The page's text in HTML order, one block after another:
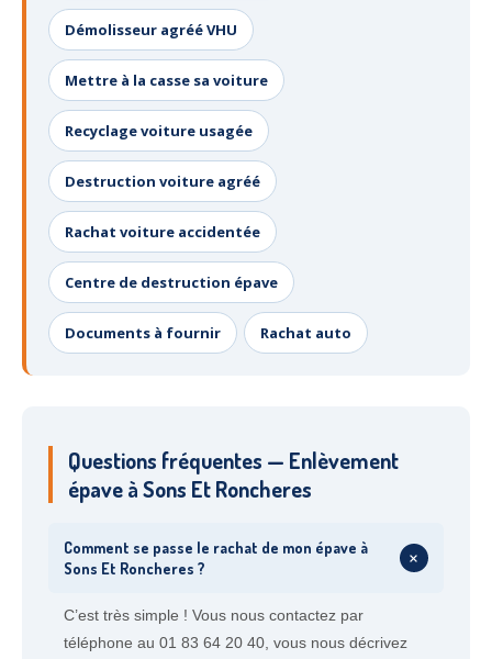
Démolisseur agréé VHU
Mettre à la casse sa voiture
Recyclage voiture usagée
Destruction voiture agréé
Rachat voiture accidentée
Centre de destruction épave
Documents à fournir Rachat auto
Questions fréquentes — Enlèvement
épave à Sons Et Roncheres
Comment se passe le rachat de mon épave à
Sons Et Roncheres ?
+
C’est très simple ! Vous nous contactez par
téléphone au 01 83 64 20 40, vous nous décrivez